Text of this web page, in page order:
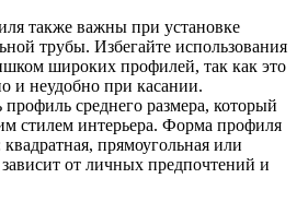
также важны при установке
трубы. Избегайте использования
широких профилей, так как это
и неудобно при касании.
профиль среднего размера, который
стилем интерьера. Форма профиля
прямоугольная или
от личных предпочтений и